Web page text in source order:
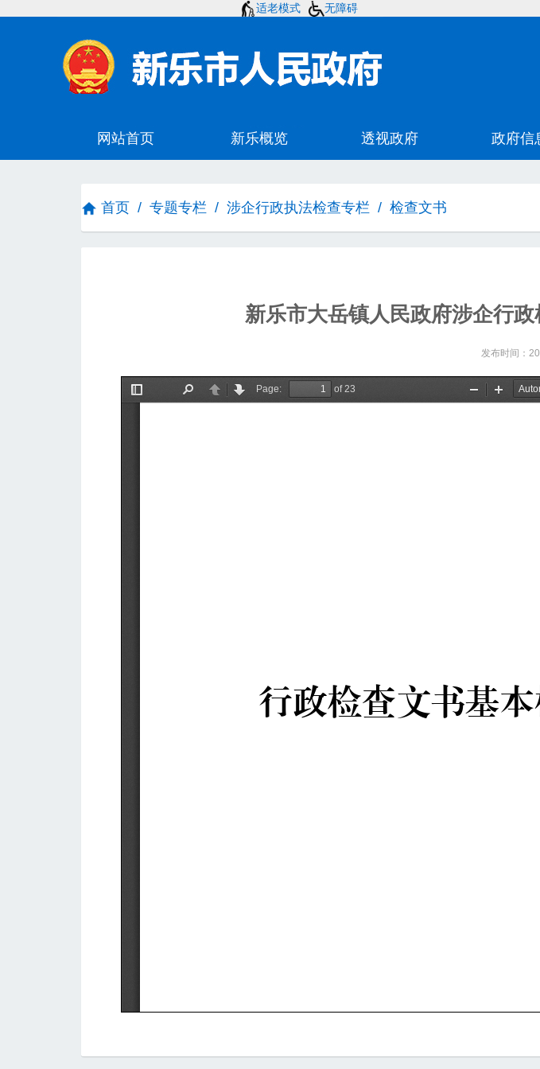
适老模式 无障碍
首页 / 专题专栏 / 涉企行政执法检查专栏 / 检查文书
新乐市大岳镇人民政府涉企行政
发布时间：